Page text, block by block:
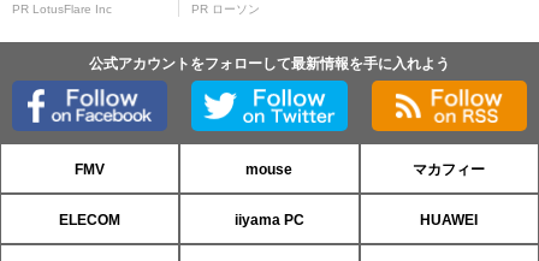
PR LotusFlare Inc PR ローソン
公式アカウントをフォローして最新情報を手に入れよう
FMV mouse マカフィー
ELECOM iiyama PC HUAWEI